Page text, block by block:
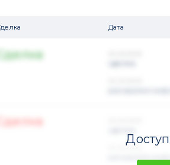
Дата
Сделка
Сделка
xx.xx.xxxx